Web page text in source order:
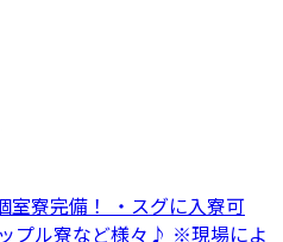
室寮完備！ ・スグに入寮可
プル寮など様々♪ ※現場によ